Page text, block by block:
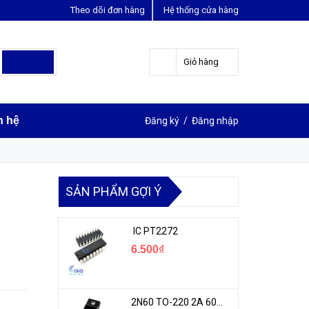
Hệ thống cửa hàng
Theo dõi đơn hàng
Giỏ hàng
hệ Đăng ký / Đăng nhập
LIÊN HỆ ĐẶT HÀNG
SẢN PHẨM GỢI Ý
IC PT2272
6.500₫